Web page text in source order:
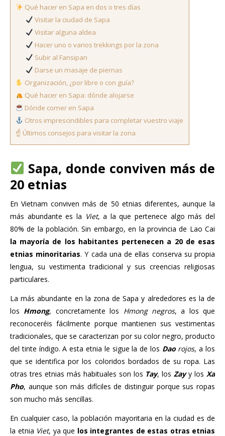
Qué hacer en Sapa en dos o tres días
Visitar la ciudad de Sapa
Visitar alguna aldea
Hacer uno o varios trekkings por la zona
Subir al Fansipan
Darse un masaje de piernas
Organización, ¿por libre o con guía?
Qué hacer en Sapa: dónde alojarse
Dónde comer en Sapa
Otros imprescindibles para completar vuestro viaje
☝️ Últimos consejos para visitar la zona
Sapa, donde conviven más de
20 etnias
En Vietnam conviven más de 50 etnias diferentes, aunque la
más abundante es la Viet, a la que pertenece algo más del
80% de la población. Sin embargo, en la provincia de Lao Cai
la mayoría de los habitantes pertenecen a 20 de esas
etnias minoritarias. Y cada una de ellas conserva su propia
lengua, su vestimenta tradicional y sus creencias religiosas
particulares.
La más abundante en la zona de Sapa y alrededores es la de
los Hmong, concretamente los Hmong negros, a los que
reconoceréis fácilmente porque mantienen sus vestimentas
tradicionales, que se caracterizan por su color negro, producto
del tinte índigo. A esta etnia le sigue la de los Dao rojos, a los
que se identifica por los coloridos bordados de su ropa. Las
otras tres etnias más habituales son los Tay, losZayy los Xa
Pho, aunque son más difíciles de distinguir porque sus ropas
son mucho más sencillas.
En cualquier caso, la población mayoritaria en la ciudad es de
la etnia Viet, ya que los integrantes de estas otras etnias